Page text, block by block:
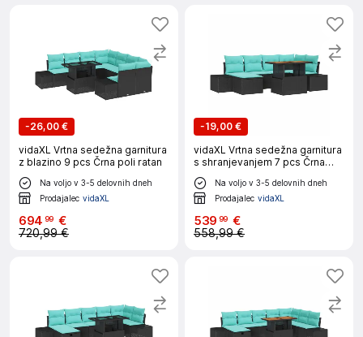
-26,00 €
vidaXL Vrtna sedežna garnitura
z blazino 9 pcs Črna poli ratan
Na voljo v 3-5 delovnih dneh
Prodajalec vidaXL
694 99 €
720,99 €
-19,00 €
vidaXL Vrtna sedežna garnitura
s shranjevanjem 7 pcs Črna
Poly ratan
Na voljo v 3-5 delovnih dneh
Prodajalec vidaXL
539 99 €
558,99 €